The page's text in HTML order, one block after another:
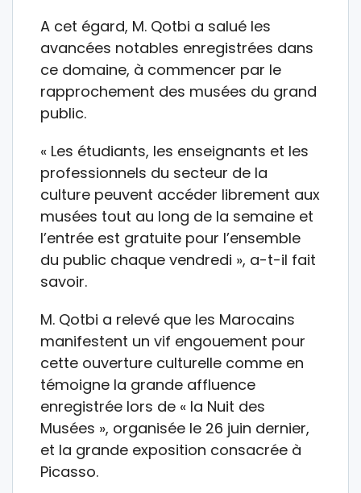
A cet égard, M. Qotbi a salué les
avancées notables enregistrées dans
ce domaine, à commencer par le
rapprochement des musées du grand
public.
« Les étudiants, les enseignants et les
professionnels du secteur de la
culture peuvent accéder librement aux
musées tout au long de la semaine et
l’entrée est gratuite pour l’ensemble
du public chaque vendredi », a-t-il fait
savoir.
M. Qotbi a relevé que les Marocains
manifestent un vif engouement pour
cette ouverture culturelle comme en
témoigne la grande affluence
enregistrée lors de « la Nuit des
Musées », organisée le 26 juin dernier,
et la grande exposition consacrée à
Picasso.